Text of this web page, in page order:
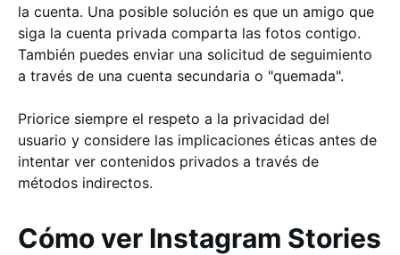
la cuenta. Una posible solución es que un amigo que
siga la cuenta privada comparta las fotos contigo.
También puedes enviar una solicitud de seguimiento
a través de una cuenta secundaria o "quemada".
Priorice siempre el respeto a la privacidad del
usuario y considere las implicaciones éticas antes de
intentar ver contenidos privados a través de
métodos indirectos.
Cómo ver Instagram Stories